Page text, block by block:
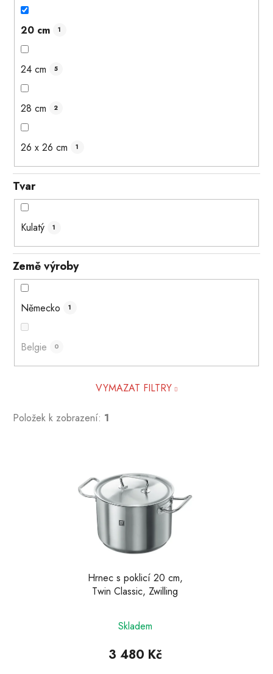
20 cm 1
24 cm 5
28 cm 2
26 x 26 cm 1
Tvar
Kulatý 1
Země výroby
Německo 1
Belgie 0
VYMAZAT FILTRY
Položek k zobrazení: 1
Hrnec s poklicí 20 cm,
Twin Classic, Zwilling
hodnocení
produktu
Skladem
3 480 Kč